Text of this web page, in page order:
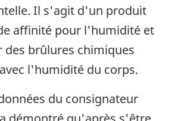
Il s'agit d'un produit
affinité pour l'humidité et
des brûlures chimiques
l'humidité du corps.
du consignateur